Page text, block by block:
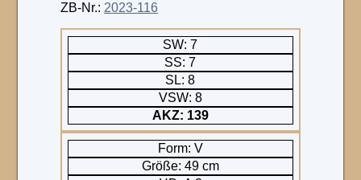
ZB-Nr.: 2023-116
SW: 7
SS: 7
SL: 8
VSW: 8
AKZ: 139
Form: V
Größe: 49 cm